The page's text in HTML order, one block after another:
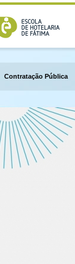
Contratação Pública